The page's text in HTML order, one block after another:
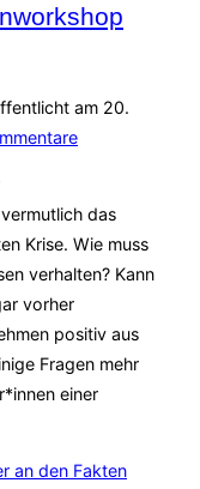
am 20.
das
Krise. Wie muss
verhalten? Kann
vorher
positiv aus
Fragen mehr
einer
an den Fakten